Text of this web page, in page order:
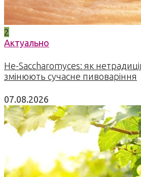
2
Актуально
Не-Saccharomyces: як
змінюють сучасне пивоваріння
07.08.2026